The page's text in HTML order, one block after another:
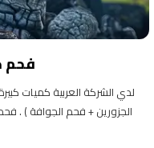
فحم
لدي الشركة العربية كميات
الجزورين + فحم الجوافة ) .